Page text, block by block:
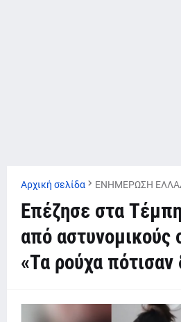
Αρχική σελίδα ΕΝΗΜΕΡΩΣΗ
Επέζησε στα
από αστυνομικούς
«Τα ρούχα πότισαν